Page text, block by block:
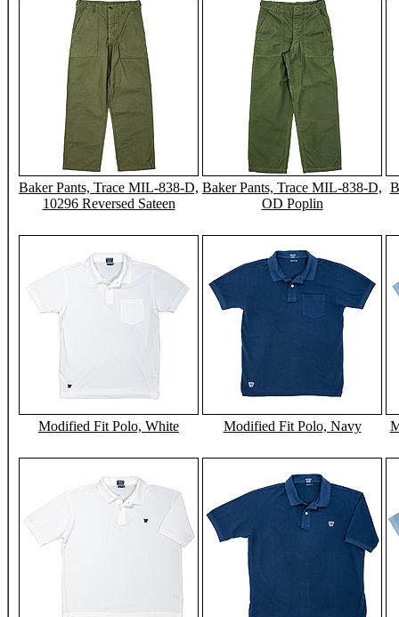
Baker Pants, Trace MIL-838-D,
10296 Reversed Sateen
Baker Pants, Trace MIL-838-D,
OD Poplin
Modified Fit Polo, White Modified Fit Polo, Navy